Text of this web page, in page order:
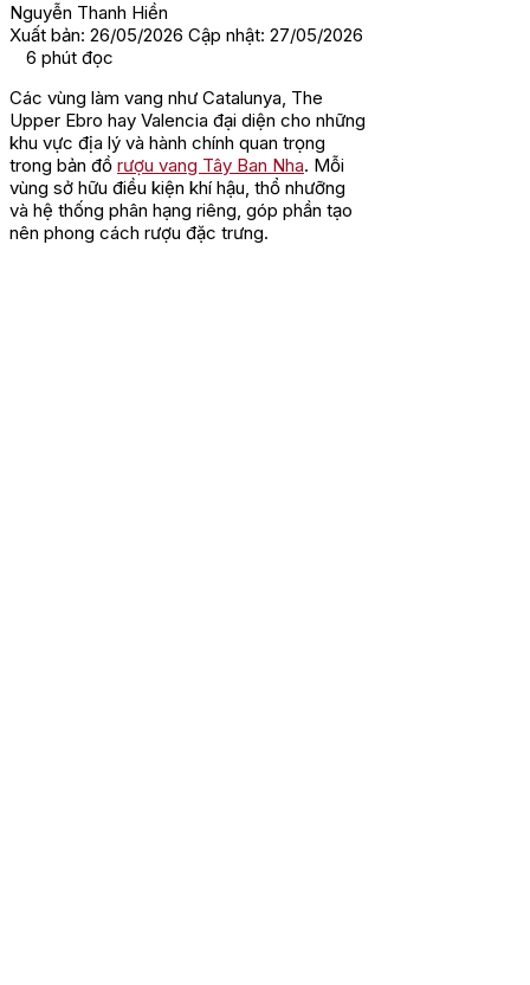
Nguyễn Thanh Hiền
Xuất bản: 26/05/2026 Cập nhật: 27/05/2026
6 phút đọc
Các vùng làm vang như Catalunya, The
Upper Ebro hay Valencia đại diện cho những
khu vực địa lý và hành chính quan trọng
trong bản đồ rượu vang Tây Ban Nha. Mỗi
vùng sở hữu điều kiện khí hậu, thổ nhưỡng
và hệ thống phân hạng riêng, góp phần tạo
nên phong cách rượu đặc trưng.